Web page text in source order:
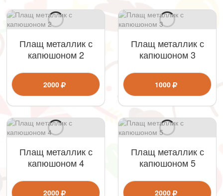
Плащ металлик с
капюшоном 2
2000
Плащ металлик с
капюшоном 3
1000
Плащ металлик с
капюшоном 4
2000
Плащ металлик с
капюшоном 5
2000